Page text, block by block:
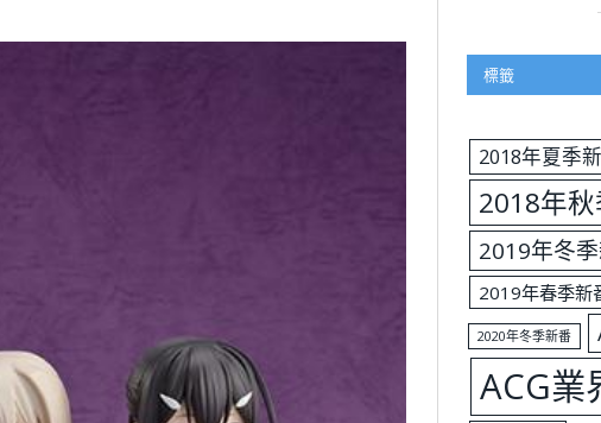
標籤
2018年夏季
2018年
2019年冬
2019年春季新
2020年冬季新番
ACG業